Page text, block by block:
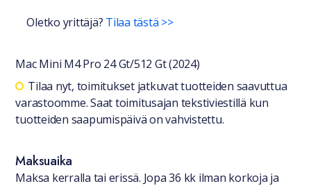
Oletko yrittäjä? Tilaa tästä >>
Mac Mini M4 Pro 24 Gt/512 Gt (2024)
Saatavuustiedot
Tilaa nyt, toimitukset jatkuvat tuotteiden saavuttua
varastoomme. Saat toimitusajan tekstiviestillä kun
tuotteiden saapumispäivä on vahvistettu.
Maksuaika
Maksa kerralla tai erissä. Jopa 36 kk ilman korkoja ja